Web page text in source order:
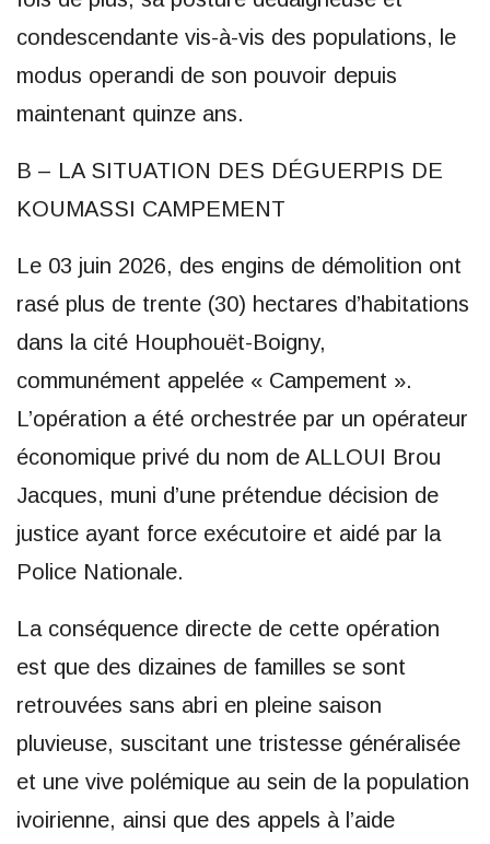
condescendante vis-à-vis des populations, le
modus operandi de son pouvoir depuis
maintenant quinze ans.
B – LA SITUATION DES DÉGUERPIS DE
KOUMASSI CAMPEMENT
Le 03 juin 2026, des engins de démolition ont
rasé plus de trente (30) hectares d’habitations
dans la cité Houphouët-Boigny,
communément appelée « Campement ».
L’opération a été orchestrée par un opérateur
économique privé du nom de ALLOUI Brou
Jacques, muni d’une prétendue décision de
justice ayant force exécutoire et aidé par la
Police Nationale.
La conséquence directe de cette opération
est que des dizaines de familles se sont
retrouvées sans abri en pleine saison
pluvieuse, suscitant une tristesse généralisée
et une vive polémique au sein de la population
ivoirienne, ainsi que des appels à l’aide